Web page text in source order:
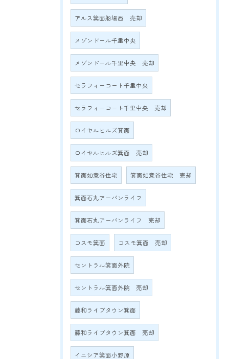
アルス箕面船場西 売却
メゾンドール千里中央
メゾンドール千里中央 売却
セラフィーコート千里中央
セラフィーコート千里中央 売却
ロイヤルヒルズ箕面
ロイヤルヒルズ箕面 売却
箕面如意谷住宅 箕面如意谷住宅 売却
箕面石丸アーバンライフ
箕面石丸アーバンライフ 売却
コスモ箕面 コスモ箕面 売却
セントラル箕面外院
セントラル箕面外院 売却
藤和ライブタウン箕面
藤和ライブタウン箕面 売却
イニシア箕面小野原